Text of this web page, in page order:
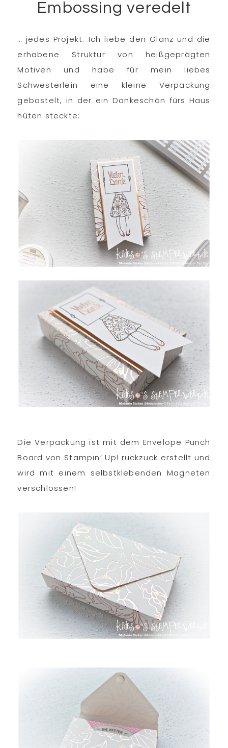
Embossing veredelt
… jedes Projekt. Ich liebe den Glanz und die
erhabene Struktur von heißgeprägten
Motiven und habe für mein liebes
Schwesterlein eine kleine Verpackung
gebastelt, in der ein Dankeschön fürs Haus
hüten steckte:
Die Verpackung ist mit dem Envelope Punch
Board von Stampin‘ Up! ruckzuck erstellt und
wird mit einem selbstklebenden Magneten
verschlossen!